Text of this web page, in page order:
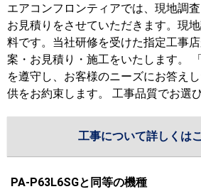
エアコンフロンティアでは、現地調
お見積りをさせていただきます。現
料です。当社研修を受けた指定工事
案・お見積り・施工をいたします。
を遵守し、お客様のニーズにお答え
供をお約束します。 工事品質でお選
工事について詳しくは
PA-P63L6SGと同等の機種